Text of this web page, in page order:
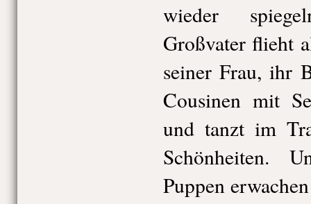
wieder
Großvater flieht
seiner Frau, ihr
Cousinen mit
und tanzt im
Schönheiten.
Puppen